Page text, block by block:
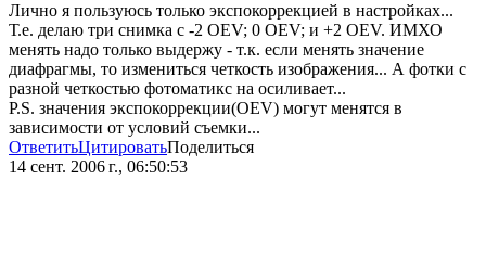
Лично я пользуюсь только экспокоррекцией в настройках...
Т.е. делаю три снимка с -2 OEV; 0 OEV; и +2 OEV. ИМХО
менять надо только выдержу - т.к. если менять значение
диафрагмы, то измениться четкость изображения... А фотки с
разной четкостью фотоматикс на осиливает...
P.S. значения экспокоррекции(OEV) могут менятся в
зависимости от условий съемки...
ОтветитьЦитироватьПоделиться
14 сент. 2006 г., 06:50:53